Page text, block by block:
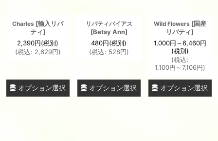
Charles [輸入リバ
ティ]
2,390円(税別)
(税込: 2,629円)
オプション選択
リバティバイアス
[Betsy Ann]
480円(税別)
(税込: 528円)
オプション選択
Wild Flowers [国産
リバティ]
1,000円～6,460円
(税別)
(税込:
1,100円 ～7,106円)
オプション選択